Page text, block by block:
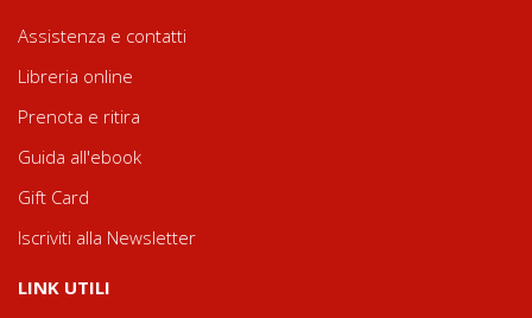
Assistenza e contatti
Libreria online
Prenota e ritira
Guida all'ebook
Gift Card
Iscriviti alla Newsletter
LINK UTILI